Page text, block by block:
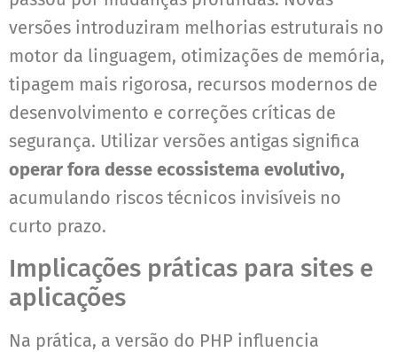
versões introduziram melhorias estruturais no
motor da linguagem, otimizações de memória,
tipagem mais rigorosa, recursos modernos de
desenvolvimento e correções críticas de
segurança. Utilizar versões antigas significa
operar fora desse ecossistema evolutivo,
acumulando riscos técnicos invisíveis no
curto prazo.
Implicações práticas para sites e
aplicações
Na prática, a versão do PHP influencia